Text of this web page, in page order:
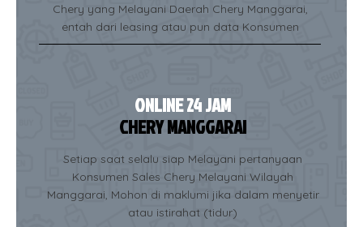
Chery yang Melayani Daerah Chery Manggarai,
entah dari leasing atau pun data Konsumen
ONLINE 24 JAM
CHERY MANGGARAI
Setiap saat selalu siap Melayani pertanyaan
Konsumen Sales Chery Melayani Wilayah
Manggarai, Mohon di maklumi jika dalam menyetir
atau istirahat (tidur)